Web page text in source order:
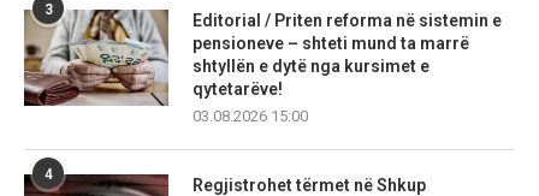
3
Editorial / Priten reforma në sistemin e
pensioneve – shteti mund ta marrë
shtyllën e dytë nga kursimet e
qytetarëve!
03.08.2026 15:00
4
Regjistrohet tërmet në Shkup